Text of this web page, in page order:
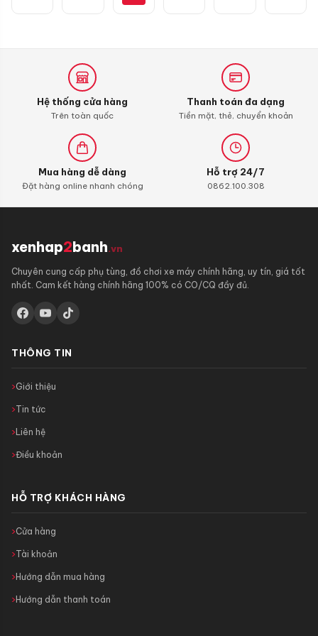
Hệ thống cửa hàng
Trên toàn quốc
Thanh toán đa dạng
Tiền mặt, thẻ, chuyển khoản
Mua hàng dễ dàng
Đặt hàng online nhanh chóng
Hỗ trợ 24/7
0862.100.308
xenhap2banh.vn
Chuyên cung cấp phụ tùng, đồ chơi xe máy chính hãng, uy tín, giá tốt
nhất. Cam kết hàng chính hãng 100% có CO/CQ đầy đủ.
THÔNG TIN
Giới thiệu
Tin tức
Liên hệ
Điều khoản
HỖ TRỢ KHÁCH HÀNG
Cửa hàng
Tài khoản
Hướng dẫn mua hàng
Hướng dẫn thanh toán